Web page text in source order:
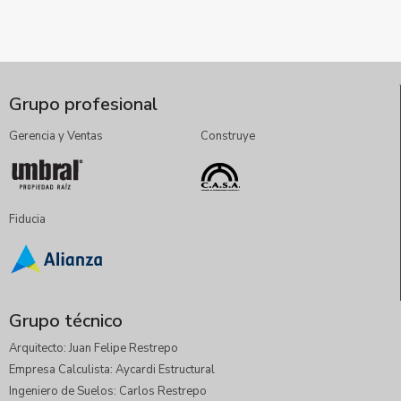
Grupo profesional
Gerencia y Ventas Construye
Fiducia
Grupo técnico
Arquitecto: Juan Felipe Restrepo
Empresa Calculista: Aycardi Estructural
Ingeniero de Suelos: Carlos Restrepo